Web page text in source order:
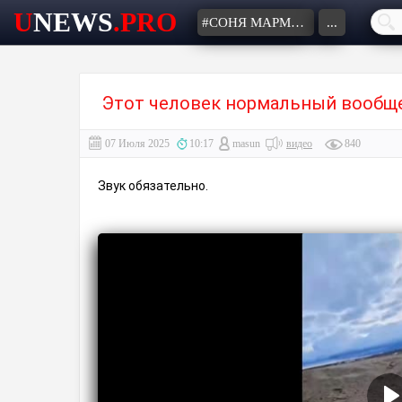
UNEWS.PRO #СОНЯ МАРМЕЛАДОВА ...
Этот человек нормальный
07 Июля 2025 10:17 masun видео 840
Звук обязательно.